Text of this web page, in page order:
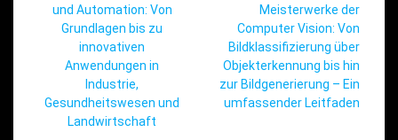
Beitrag:
und Automation: Von
Grundlagen bis zu
innovativen
Anwendungen in
Industrie,
Gesundheitswesen und
Landwirtschaft
Nächster
Beitrag:
Meisterwerke der
Computer Vision: Von
Bildklassifizierung über
Objekterkennung bis hin
zur Bildgenerierung – Ein
umfassender Leitfaden